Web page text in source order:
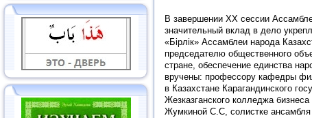
В завершении XX сессии
значительный вклад в дело
«Бірлік» Ассамблеи народа
председателю общественного
стране, обеспечение единства
вручены: профессору кафедры
в Казахстане Карагандинского
Жезказганского колледжа
Жумкиной С.С, солистке